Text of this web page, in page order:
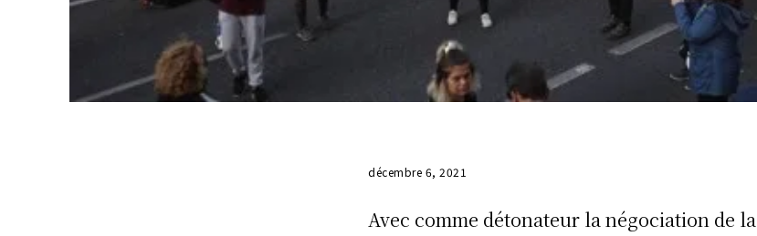
décembre 6, 2021
Avec comme détonateur la négociation de la